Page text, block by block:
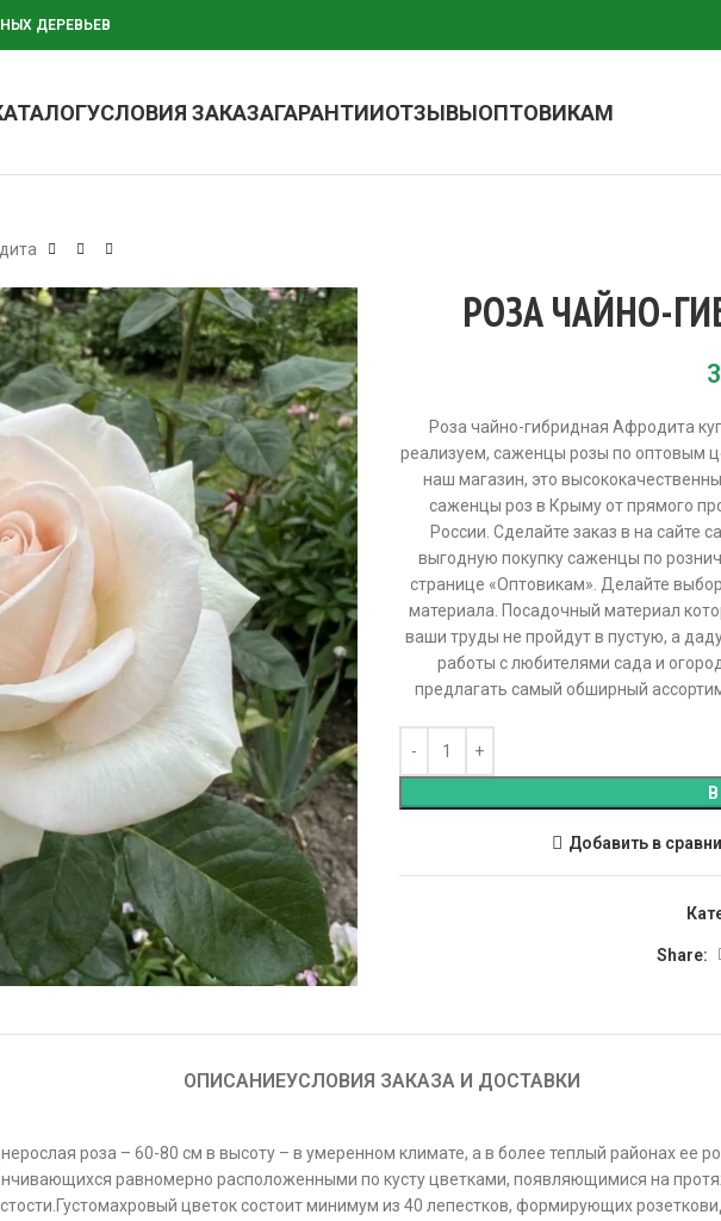
ДЕРЕВЬЕВ
УСЛОВИЯ ЗАКАЗАГАРАНТИИОТЗЫВЫОПТОВИКАМ
РОЗА ЧАЙНО-
Роза чайно-гибридная Афродита
реализуем, саженцы розы по оптовым
наш магазин, это
саженцы роз в Крыму от прямого
России. Сделайте заказ в на
выгодную покупку саженцы по
странице «Оптовикам». Делайте
материала. Посадочный материал
ваши труды не пройдут в пустую, а
работы с любителями сада и
предлагать самый обширный
Добавить в
Share:
ОПИСАНИЕУСЛОВИЯ ЗАКАЗА И ДОСТАВКИ
роза – 60-80 см в высоту – в умеренном климате, а в более теплый районах ее
равномерно расположенными по кусту цветками, появляющимися на
цветок состоит минимум из 40 лепестков, формирующих